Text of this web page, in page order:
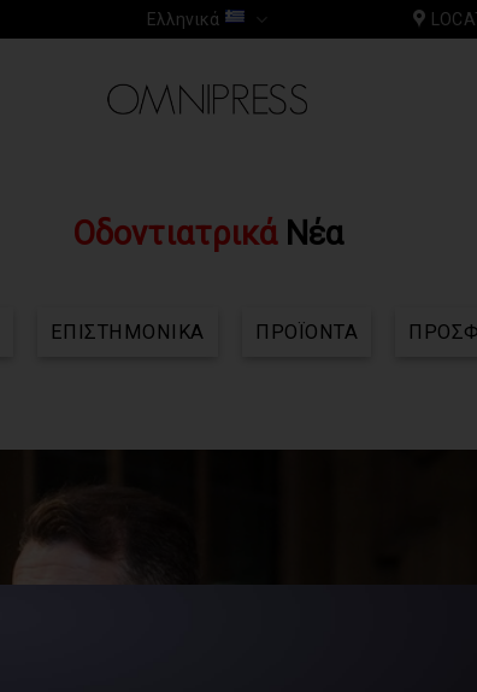
Ελληνικά
Οδοντιατρικά Νέα
ΕΠΙΣΤΗΜΟΝΙΚΑ ΠΡΟΪΟΝΤΑ